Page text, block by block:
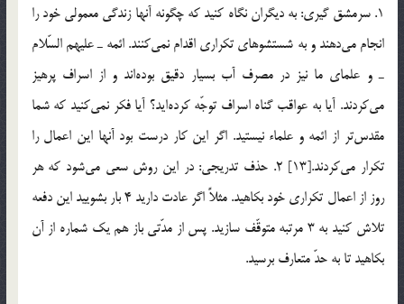
1. سرمشق گيري: به ديگران نگاه كنيد كه چگونه آنها زندگي معمولي خود را
انجام مي‌دهند و به شستشوهاي تكراري اقدام نمي‌كنند. ائمه ـ عليهم السّلام
ـ و علماي ما نيز در مصرف آب بسيار دقيق بود‌ه‌اند و از اسراف پرهيز
مي‌كردند. آيا به عواقب گناه اسراف توجّه كرده‌ايد؟ آيا فكر نمي‌كنيد كه شما
مقدس‌تر از ائمه و علماء نيستيد. اگر اين كار درست بود آنها اين اعمال را
تكرار مي‌كردند.[13] 2. حذف تدريجي: در اين روش سعي مي‌شود كه هر
روز از اعمال تكراري خود بكاهيد. مثلاً اگر عادت داريد 4 بار بشوييد اين دفعه
تلاش كنيد به 3 مرتبه متوقّف سازيد. پس از مدّتي باز هم يك شماره از آن
بكاهيد تا به حدّ متعارف برسيد.